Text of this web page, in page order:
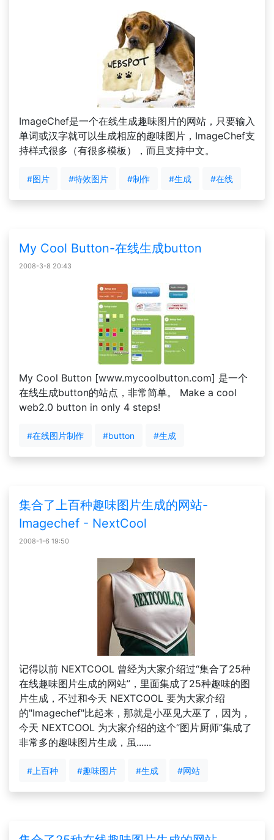
ImageChef是一个在线生成趣味图片的网站，只要输入
单词或汉字就可以生成相应的趣味图片，ImageChef支
持样式很多（有很多模板），而且支持中文。
#图片 #特效图片 #制作 #生成 #在线
My Cool Button-在线生成button
2008-3-8 20:43
My Cool Button [www.mycoolbutton.com] 是一个
在线生成button的站点，非常简单。 Make a cool
web2.0 button in only 4 steps!
#在线图片制作 #button #生成
集合了上百种趣味图片生成的网站-
Imagechef - NextCool
2008-1-6 19:50
记得以前 NEXTCOOL 曾经为大家介绍过“集合了25种
在线趣味图片生成的网站”，里面集成了25种趣味的图
片生成，不过和今天 NEXTCOOL 要为大家介绍
的"Imagechef"比起来，那就是小巫见大巫了，因为，
今天 NEXTCOOL 为大家介绍的这个“图片厨师”集成了
非常多的趣味图片生成，虽......
#上百种 #趣味图片 #生成 #网站